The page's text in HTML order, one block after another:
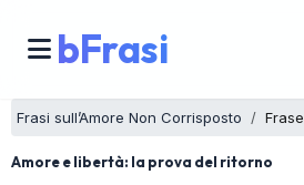
bFrasi
Frasi sull’Amore Non Corrisposto Frase
Amore e libertà: la prova del ritorno